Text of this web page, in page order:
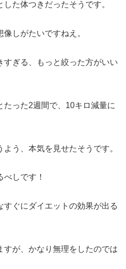
た体つきだったそうです。
しがたいですねえ。
すぎる、もっと絞った方がいい
たった2週間で、10キロ減量に
う、本気を見せたそうです。
しです！
ぐにダイエットの効果が出る
すが、かなり無理をしたのでは